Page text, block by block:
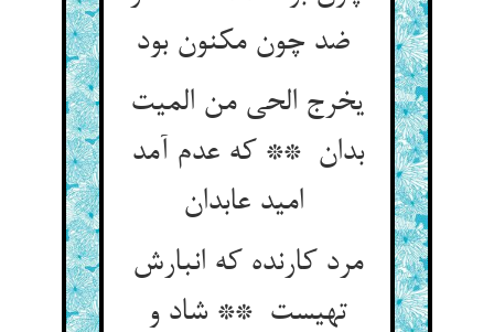
یخرج الحی من المیت
بدان ** که عدم آمد
امید عابدان
مرد کارنده که انبارش
تهیست ** شاد و